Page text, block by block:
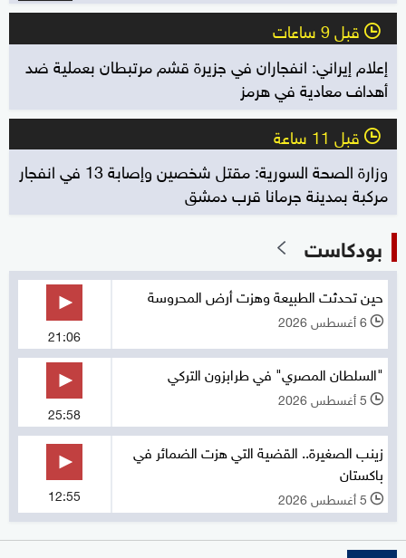
l قبل 9 ساعات
إعلام إيراني: انفجاران في جزيرة قشم مرتبطان بعملية ضد
أهداف معادية في هرمز
l قبل 11 ساعة
وزارة الصحة السورية: مقتل شخصين وإصابة 13 في انفجار
مركبة بمدينة جرمانا قرب دمشق
بودكاست
حين تحدثت الطبيعة وهزت أرض المحروسة
l 6 أغسطس 2026
21:06
"السلطان المصري" في طرابزون التركي
l 5 أغسطس 2026
25:58
زينب الصغيرة.. القضية التي هزت الضمائر في
باكستان
l 5 أغسطس 2026 12:55